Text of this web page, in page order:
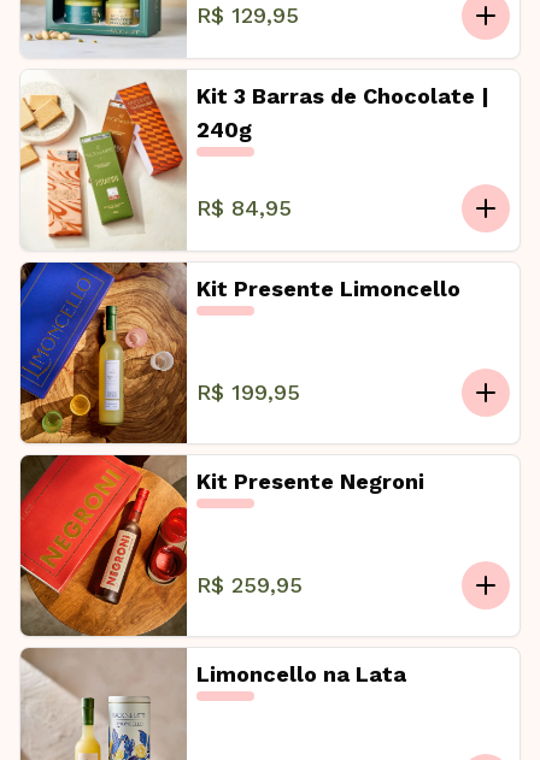
R$ 129,95
Kit 3 Barras de Chocolate |
240g
R$ 84,95
Kit Presente Limoncello
R$ 199,95
Kit Presente Negroni
R$ 259,95
Limoncello na Lata